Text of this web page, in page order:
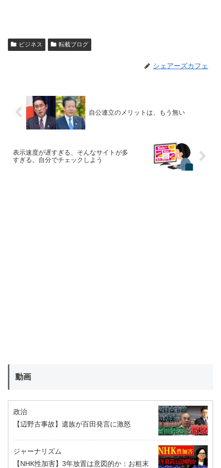
ビジネス 転載ブログ
シェアーズカフェ
自公連立のメリットは、もう無い
表示速度が遅すぎる、そんなサイトが多
すぎる。自分でチェックしよう
動画
政治
【辺野古事故】遺族が百田発言に激怒
ジャーナリズム
【NHK性加害】3年放置は意図的か：お粗末